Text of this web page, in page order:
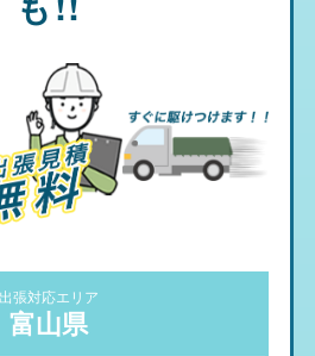
出張対応エリア
富山県